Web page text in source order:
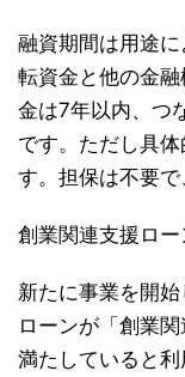
融資期間は用途
転資金と他の金
金は7年以内、つ
です。ただし具
す。担保は不要で
創業関連支援ロー
新たに事業を開
ローンが「創業
満たしていると利